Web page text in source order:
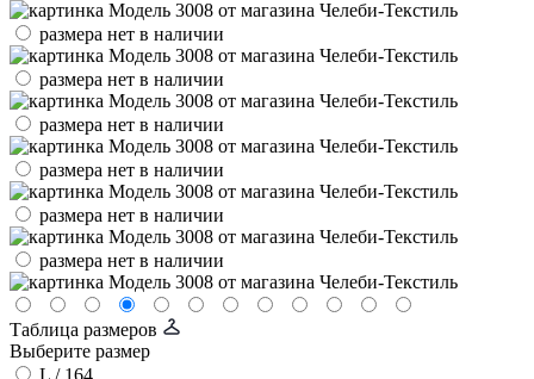
размера нет в наличии
размера нет в наличии
размера нет в наличии
размера нет в наличии
размера нет в наличии
размера нет в наличии
Таблица размеров
Выберите размер
L / 164